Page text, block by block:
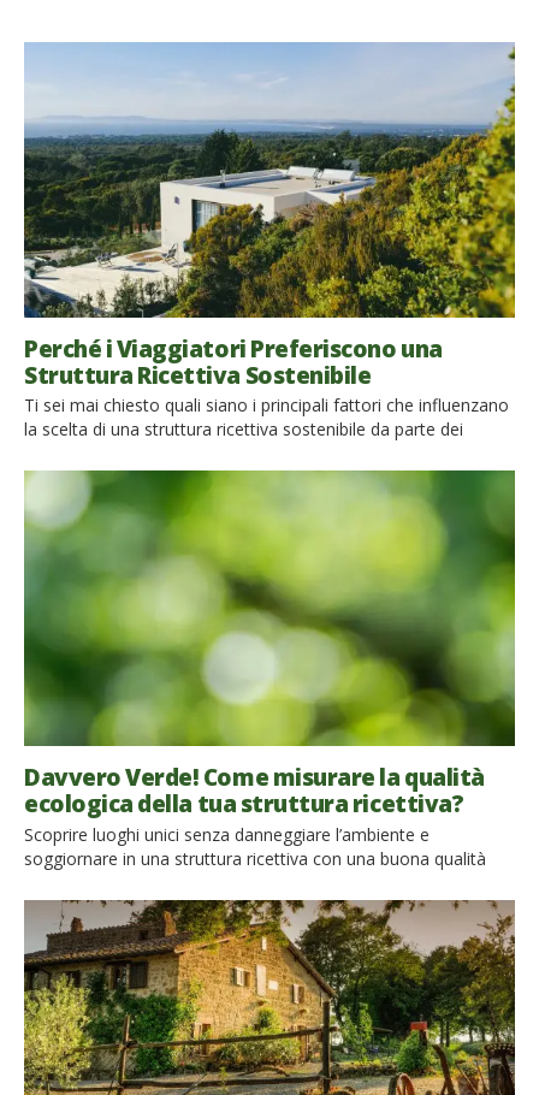
Perché i Viaggiatori Preferiscono una
Struttura Ricettiva Sostenibile
Ti sei mai chiesto quali siano i principali fattori che influenzano
la scelta di una struttura ricettiva sostenibile da parte dei
considerazione? Le attitudini, le motivazioni, i valori e lo stile di
vita dei viaggiatori influenzano le loro scelte di turismo. Report
recenti sottolineano che sono […]
Davvero Verde! Come misurare la qualità
ecologica della tua struttura ricettiva?
Scoprire luoghi unici senza danneggiare l’ambiente e
soggiornare in una struttura ricettiva con una buona qualità
consapevoli di quanto la loro vacanza può davvero incidere
negativamente sull’ecosistema. La crescente domanda di
ecoturismo ha determinato un aumento di “greenwashing“:
l’ecosostenibilità sempre più spesso diventa una strategia di
marketing. Così, alcune strutture ricettive pubblicizzano piccoli
e […]